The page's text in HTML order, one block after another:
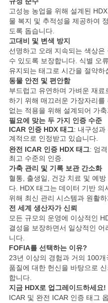
인
용
문
을
요
구
하
세
요
사
이
트
맵
고성능 농업을 위해 설계된
물 복지 및 추적성을 제공하여
도록 돕습니다.
고대비 및 변색 방지
선명하고 오래 지속되는 색상
수 있도록 보장합니다. 식별 오
유지되는 태그로 시간을 절약하
동물 안전 및 편안함
부드럽고 유연하며 가벼운 재
하기 위해 매끄러운 가장자리
없는 적용을 위해 설계되어 가
필요에 맞는 두 가지 인증 수준
ICAR 인증 HDX 태그: 내구성과
계적으로 인정받고 있습니다.
완전 ICAR 인증 HDX 태그: 엄
최고 수준의 인증.
가축 관리 및 기록 보관 간소화
혈통, 출생일, 건강 치료 및 예
다. HDX 태그는 데이터 기반 의
위해 최신 관리 시스템과 원활
전 세계 생산자가 신뢰
모든 규모의 운영에 이상적인
결성을 보장하면서 일상적인
니다.
FOFIA를 선택하는 이유?
23년 이상의 경험과 거의 100
품질에 대한 헌신을 바탕으로
합니다.
지금 HDX로 업그레이드하세요!
ICAR 및 완전 ICAR 인증 태그